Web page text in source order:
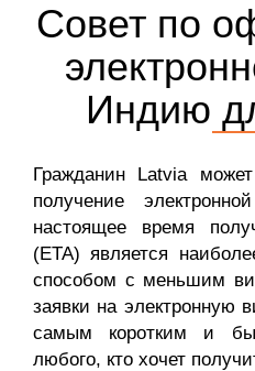
Совет по
Индию
Гражданин Latvia
получение
настоящее время
(ETA) является
способом с меньшим
заявки на электронную
самым коротким и
любого, кто хочет